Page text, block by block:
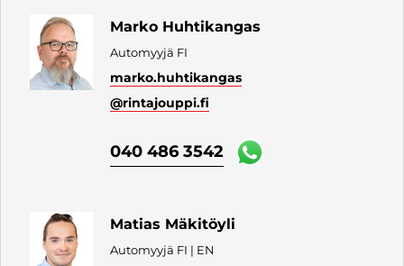
Marko Huhtikangas
Automyyjä FI
marko.huhtikangas
@rintajouppi.fi
040 486 3542
Matias Mäkitöyli
Automyyjä FI | EN